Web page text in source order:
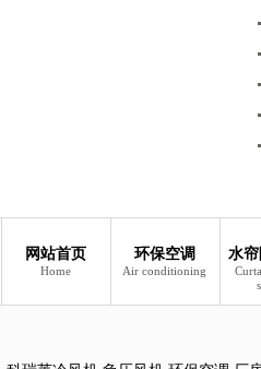
网站首页
Home
环保空调
Air conditioning
水